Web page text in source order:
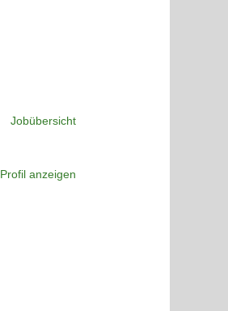
Jobübersicht
Profil anzeigen